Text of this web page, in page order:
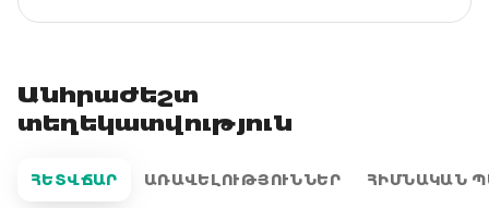
Անհրաժեշտ
տեղեկատվություն
ՀԵՏՎՃԱՐ ԱՌԱՎԵԼՈՒԹՅՈՒՆՆԵՐ ՀԻՄՆԱԿԱՆ